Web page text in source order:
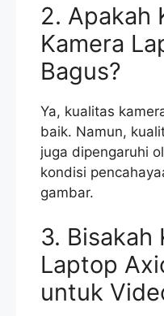
2. Apakah
Kamera
Bagus?
Ya, kualitas
baik. Namun,
juga dipengaruhi
kondisi
gambar.
3. Bisakah
Laptop
untuk